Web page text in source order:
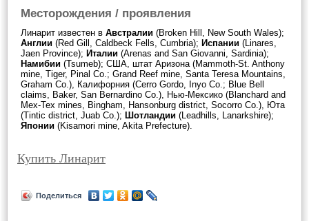
Месторождения / проявления
Линарит известен в Австралии (Broken Hill, New South Wales);
Англии (Red Gill, Caldbeck Fells, Cumbria); Испании (Linares,
Jaen Province); Италии (Arenas and San Giovanni, Sardinia);
Намибии (Tsumeb); США, штат Аризона (Mammoth-St. Anthony
mine, Tiger, Pinal Co.; Grand Reef mine, Santa Teresa Mountains,
Graham Co.), Калифорния (Cerro Gordo, Inyo Co.; Blue Bell
claims, Baker, San Bernardino Co.), Нью-Мексико (Blanchard and
Mex-Tex mines, Bingham, Hansonburg district, Socorro Co.), Юта
(Tintic district, Juab Co.); Шотландии (Leadhills, Lanarkshire);
Японии (Kisamori mine, Akita Prefecture).
Купить Линарит
Поделиться